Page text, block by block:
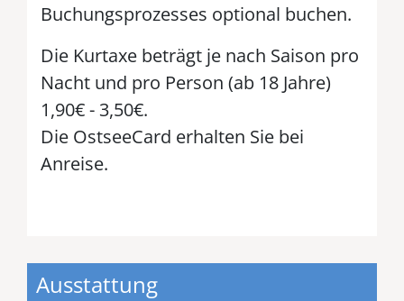
Buchungsprozesses optional buchen.
Die Kurtaxe beträgt je nach Saison pro
Nacht und pro Person (ab 18 Jahre)
1,90€ - 3,50€.
Die OstseeCard erhalten Sie bei
Anreise.
Ausstattung